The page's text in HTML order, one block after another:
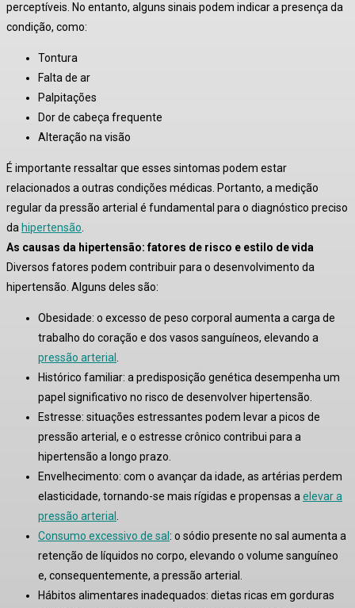
perceptíveis . No entanto, alguns sinais podem indicar a presença da
condição, como:
Tontura
Falta de ar
Palpitações
Dor de cabeça frequente
Alteração na visão
É importante ressaltar que esses sintomas podem estar
relacionados a outras condições médicas. Portanto, a medição
regular da pressão arterial é fundamental para o diagnóstico preciso
da hipertensão
As causas da hipertensão: fatores de risco e estilo de vida
Diversos fatores podem contribuir para o desenvolvimento da
hipertensão. Alguns deles são:
Obesidade: o excesso de peso corporal aumenta a carga de
trabalho do coração e dos vasos sanguíneos, elevando a
pressão arterial
Histórico familiar: a predisposição genética desempenha um
papel significativo no risco de desenvolver hipertensão
Estresse: situações estressantes podem levar a picos de
pressão arterial, e o estresse crônico contribui para a
hipertensão a longo prazo
Envelhecimento: com o avançar da idade, as artérias perdem
elasticidade, tornando-se mais rígidas e propensas a elevar a
pressão arterial
Consumo excessivo de sal : o sódio presente no sal aumenta a
retenção de líquidos no corpo, elevando o volume sanguíneo
e, consequentemente, a pressão arterial
Hábitos alimentares inadequados: dietas ricas em gorduras